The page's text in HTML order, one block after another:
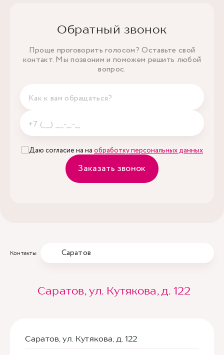
Обратный звонок
Проще проговорить голосом? Оставьте свой
контакт. Мы позвоним и поможем решить любой
вопрос.
Даю согласие на на обработку персональных данных
Заказать звонок
Контакты Саратов
Саратов, ул. Кутякова, д. 122
Саратов, ул. Кутякова, д. 122